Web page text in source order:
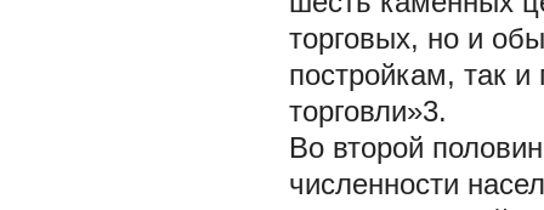
торговых, но и
постройкам, так
торговли»3.
Во второй
численности